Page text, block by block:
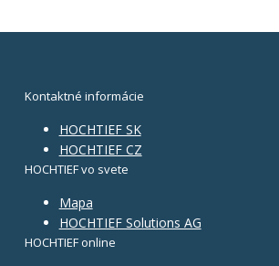
Kontaktné informácie
HOCHTIEF SK
HOCHTIEF CZ
HOCHTIEF vo svete
Mapa
HOCHTIEF Solutions AG
HOCHTIEF online